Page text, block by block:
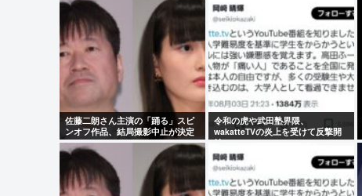
佐藤二朗さん主演の「踊る」スピ
ンオフ作品、結局撮影中止が決定
www
令和の虎や武田塾界隈、
wakatteTVの炎上を受けて反撃開
始